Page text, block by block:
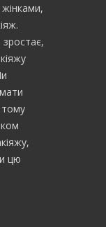
зростає,
тому
цю